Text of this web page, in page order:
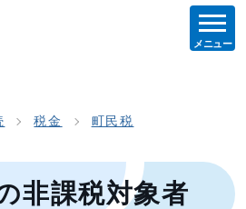
メニュー
税金 町民税
非課税対象者